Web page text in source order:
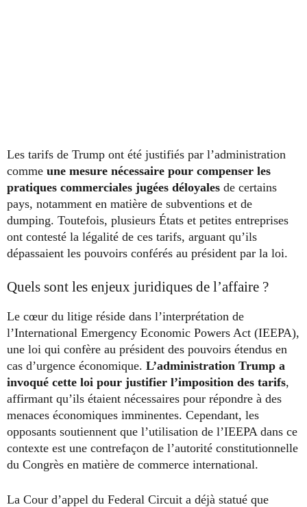
Les tarifs de Trump ont été justifiés par l’administration
comme une mesure nécessaire pour compenser les
pratiques commerciales jugées déloyales de certains
pays, notamment en matière de subventions et de
dumping. Toutefois, plusieurs États et petites entreprises
ont contesté la légalité de ces tarifs, arguant qu’ils
dépassaient les pouvoirs conférés au président par la loi.
Quels sont les enjeux juridiques de l’affaire ?
Le cœur du litige réside dans l’interprétation de
l’International Emergency Economic Powers Act (IEEPA),
une loi qui confère au président des pouvoirs étendus en
cas d’urgence économique. L’administration Trump a
invoqué cette loi pour justifier l’imposition des tarifs,
affirmant qu’ils étaient nécessaires pour répondre à des
menaces économiques imminentes. Cependant, les
opposants soutiennent que l’utilisation de l’IEEPA dans ce
contexte est une contrefaçon de l’autorité constitutionnelle
du Congrès en matière de commerce international.
La Cour d’appel du Federal Circuit a déjà statué que